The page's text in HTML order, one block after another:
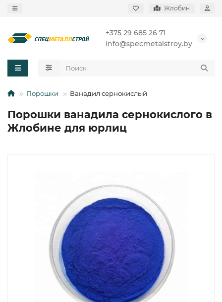
Жлобин
+375 29 685 26 71
info@specmetalstroy.by
Порошки Ванадил сернокислый
Порошки ванадила сернокислого в
Жлобине для юрлиц